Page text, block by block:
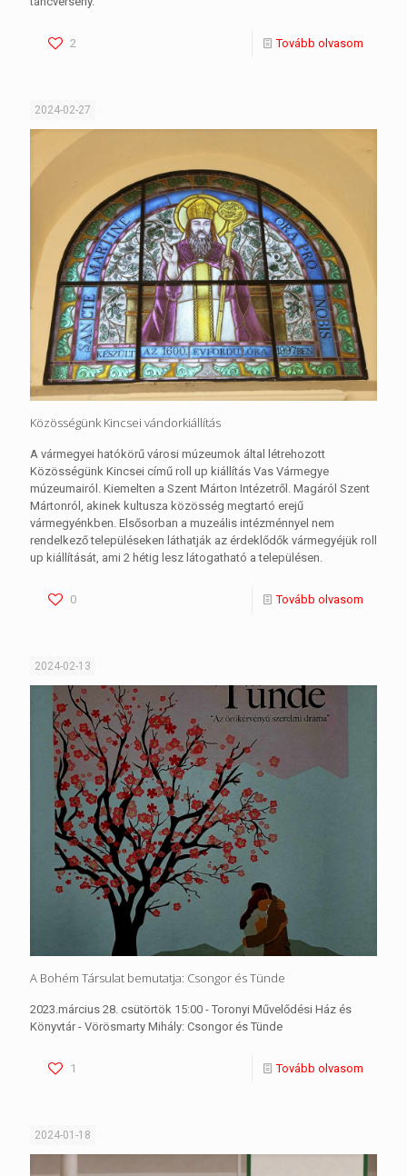
2 Tovább olvasom
2024-02-27
Közösségünk Kincsei vándorkiállítás
A vármegyei hatókörű városi múzeumok által létrehozott
Közösségünk Kincsei című roll up kiállítás Vas Vármegye
múzeumairól. Kiemelten a Szent Márton Intézetről. Magáról Szent
Mártonról, akinek kultusza közösség megtartó erejű
vármegyénkben. Elsősorban a muzeális intézménnyel nem
rendelkező településeken láthatják az érdeklődők vármegyéjük roll
up kiállítását, ami 2 hétig lesz látogatható a településen.
0 Tovább olvasom
2024-02-13
A Bohém Társulat bemutatja: Csongor és Tünde
2023.március 28. csütörtök 15:00 - Toronyi Művelődési Ház és
Könyvtár - Vörösmarty Mihály: Csongor és Tünde
1 Tovább olvasom
2024-01-18